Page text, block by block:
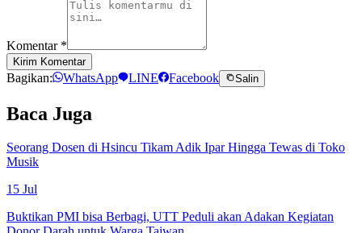
Komentar *
Kirim Komentar
Bagikan: WhatsApp LINE Facebook Salin
Baca Juga
Seorang Dosen di Hsincu Tikam Adik Ipar Hingga Tewas di Toko
Musik
15 Jul
Buktikan PMI bisa Berbagi, UTT Peduli akan Adakan Kegiatan